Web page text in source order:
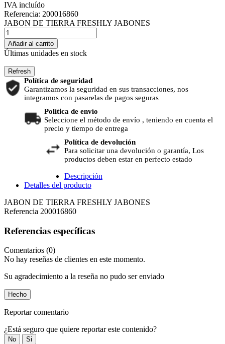
IVA incluído
Referencia: 200016860
JABON DE TIERRA FRESHLY JABONES
Añadir al carrito
Últimas unidades en stock
Política de seguridad
Garantizamos la seguridad en sus transacciones, nos
integramos con pasarelas de pagos seguras
Política de envío
Seleccione el método de envío , teniendo en cuenta el
precio y tiempo de entrega
Política de devolución
Para solicitar una devolución o garantía, Los
productos deben estar en perfecto estado
Descripción
Detalles del producto
JABON DE TIERRA FRESHLY JABONES
Referencia 200016860
Referencias específicas
Comentarios (0)
No hay reseñas de clientes en este momento.
Su agradecimiento a la reseña no pudo ser enviado
Hecho
Reportar comentario
¿Está seguro que quiere reportar este contenido?
No Si